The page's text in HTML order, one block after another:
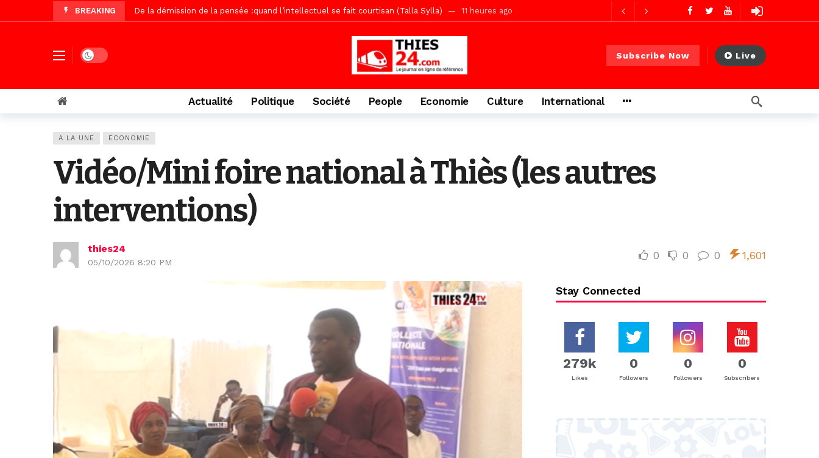
BREAKING Autoroute Dakar-Saint Louis, les récriminations des populations de Pambal 1 jour ago
« Le Parti, la Patrie et la Nation » (Par Moustapha SAMB Responsable de la formation doctorale au Cesti)
Affaire Pape Cheikh Diallo : La liste des bénéficiaires de non-lieu et des prévenus renvoyés en procès
Vidéo/ Magal 2026, le train a transporté 9.651 passagers, l’équivalent de 600 minibus 2 jours ago
Vidéo/ L’arrivée spectaculaire à la gare de Thiès, du dernier train en provenance de Touba 2 jours ago
Vidéo/Gamou Bakhdad chez Boroom Ndaam, sécurité, eau, au coeur des priorités
Adhésion du Mouvement citoyen « ZIGUINCHOR REK » au parti KIIRAY – Les Patriotes Républicains 11 heures ago
Dark mode Subscribe Now Live
Actualité Politique Société People Economie Culture International
A LA UNE ECONOMIE
Vidéo/Mini foire national à Thiès (les autres
interventions)
thies24
05/10/2026 8:20 PM
0 0 0 1,601
Stay Connected
279k
Likes
0
Followers
0
Followers
0
Subscribers